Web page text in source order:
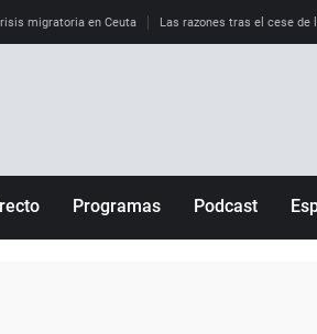
migratoria en Ceuta Las razones tras el cese
Programas Podcast